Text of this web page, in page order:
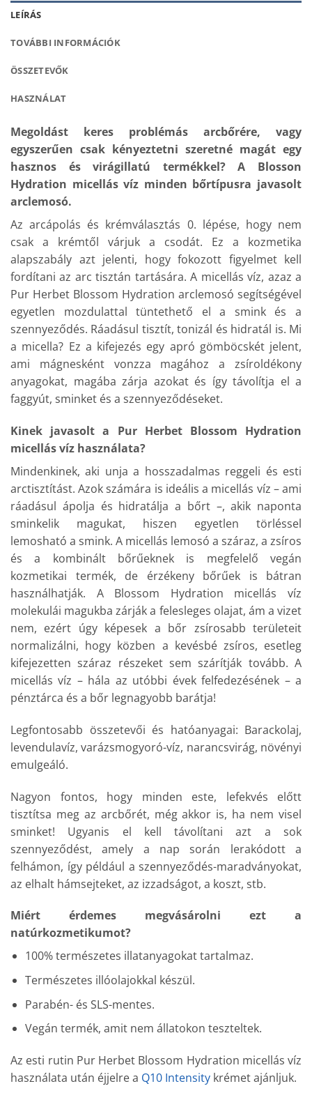
LEÍRÁS
TOVÁBBI INFORMÁCIÓK
ÖSSZETEVŐK
HASZNÁLAT
Megoldást keres problémás arcbőrére, vagy
egyszerűen csak kényeztetni szeretné magát egy
hasznos és virágillatú termékkel? A Blosson
Hydration micellás víz minden bőrtípusra javasolt
arclemosó.
Az arcápolás és krémválasztás 0. lépése, hogy nem
csak a krémtől várjuk a csodát. Ez a kozmetika
alapszabály azt jelenti, hogy fokozott figyelmet kell
fordítani az arc tisztán tartására. A micellás víz, azaz a
Pur Herbet Blossom Hydration arclemosó segítségével
egyetlen mozdulattal tüntethető el a smink és a
szennyeződés. Ráadásul tisztít, tonizál és hidratál is. Mi
a micella? Ez a kifejezés egy apró gömböcskét jelent,
ami mágnesként vonzza magához a zsíroldékony
anyagokat, magába zárja azokat és így távolítja el a
faggyút, sminket és a szennyeződéseket.
Kinek javasolt a Pur Herbet Blossom Hydration
micellás víz használata?
Mindenkinek, aki unja a hosszadalmas reggeli és esti
arctisztítást. Azok számára is ideális a micellás víz – ami
ráadásul ápolja és hidratálja a bőrt –, akik naponta
sminkelik magukat, hiszen egyetlen törléssel
lemosható a smink. A micellás lemosó a száraz, a zsíros
és a kombinált bőrűeknek is megfelelő vegán
kozmetikai termék, de érzékeny bőrűek is bátran
használhatják. A Blossom Hydration micellás víz
molekulái magukba zárják a felesleges olajat, ám a vizet
nem, ezért úgy képesek a bőr zsírosabb területeit
normalizálni, hogy közben a kevésbé zsíros, esetleg
kifejezetten száraz részeket sem szárítják tovább. A
micellás víz – hála az utóbbi évek felfedezésének – a
pénztárca és a bőr legnagyobb barátja!
Legfontosabb összetevői és hatóanyagai: Barackolaj,
levendulavíz, varázsmogyoró-víz, narancsvirág, növényi
emulgeáló.
Nagyon fontos, hogy minden este, lefekvés előtt
tisztítsa meg az arcbőrét, még akkor is, ha nem visel
sminket! Ugyanis el kell távolítani azt a sok
szennyeződést, amely a nap során lerakódott a
felhámon, így például a szennyeződés-maradványokat,
az elhalt hámsejteket, az izzadságot, a koszt, stb.
Miért érdemes megvásárolni ezt a
natúrkozmetikumot?
100% természetes illatanyagokat tartalmaz.
Természetes illóolajokkal készül.
Parabén- és SLS-mentes.
Vegán termék, amit nem állatokon teszteltek.
Az esti rutin Pur Herbet Blossom Hydration micellás víz
használata után éjjelre a Q10 Intensity krémet ajánljuk.